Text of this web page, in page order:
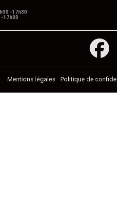
-17h30
17h00
Mentions légales Politique de